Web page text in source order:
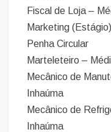
Fiscal de Loja –
Marketing
Penha Circular
Marteleteiro –
Mecânico de
Inhaúma
Mecânico de
Inhaúma